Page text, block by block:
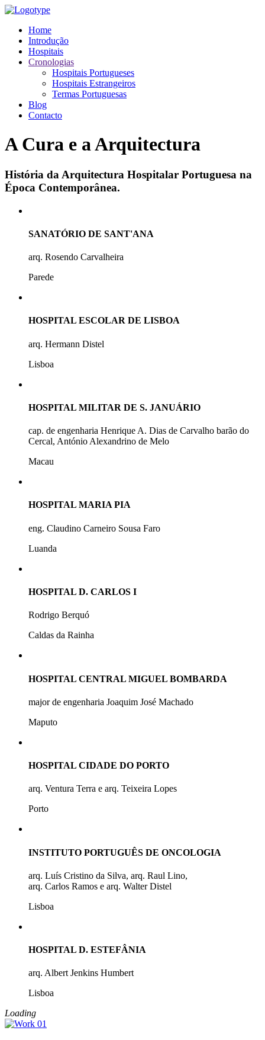
Home
Introdução
Hospitais
Cronologias
Hospitais Portugueses
Hospitais Estrangeiros
Termas Portuguesas
Blog
Contacto
A Cura e a Arquitectura
História da Arquitectura Hospitalar Portuguesa na
Época Contemporânea.
SANATÓRIO DE SANT'ANA
arq. Rosendo Carvalheira
Parede
HOSPITAL ESCOLAR DE LISBOA
arq. Hermann Distel
Lisboa
HOSPITAL MILITAR DE S. JANUÁRIO
cap. de engenharia Henrique A. Dias de Carvalho barão do
Cercal, António Alexandrino de Melo
Macau
HOSPITAL MARIA PIA
eng. Claudino Carneiro Sousa Faro
Luanda
HOSPITAL D. CARLOS I
Rodrigo Berquó
Caldas da Rainha
HOSPITAL CENTRAL MIGUEL BOMBARDA
major de engenharia Joaquim José Machado
Maputo
HOSPITAL CIDADE DO PORTO
arq. Ventura Terra e arq. Teixeira Lopes
Porto
INSTITUTO PORTUGUÊS DE ONCOLOGIA
arq. Luís Cristino da Silva, arq. Raul Lino,
arq. Carlos Ramos e arq. Walter Distel
Lisboa
HOSPITAL D. ESTEFÂNIA
arq. Albert Jenkins Humbert
Lisboa
Loading